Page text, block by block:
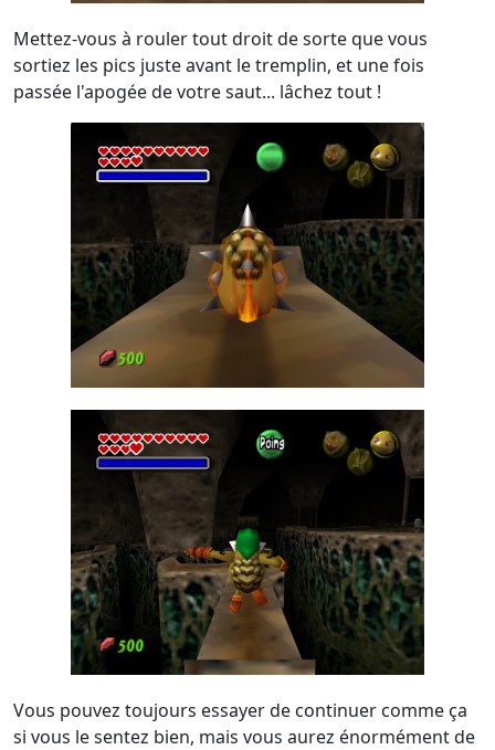
Mettez-vous à rouler tout droit de sorte que vous
sortiez les pics juste avant le tremplin, et une fois
passée l'apogée de votre saut... lâchez tout !
Vous pouvez toujours essayer de continuer comme ça
si vous le sentez bien, mais vous aurez énormément de